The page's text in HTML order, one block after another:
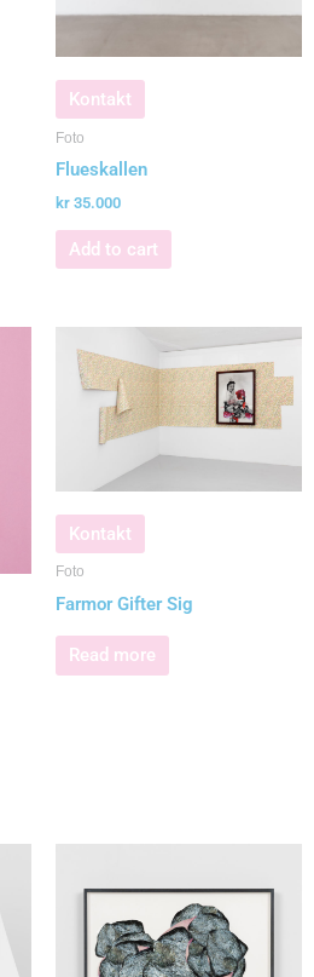
Kontakt
Foto
Flueskallen
kr 35.000
Add to cart
Kontakt
Foto
Farmor Gifter Sig
Read more